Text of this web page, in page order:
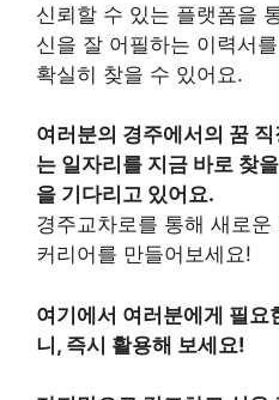
신뢰할 수 있는 플랫폼을
신을 잘 어필하는 이력서
확실히 찾을 수 있어요.
여러분의 경주에서의 꿈
는 일자리를 지금 바로 찾
을 기다리고 있어요.
경주교차로를 통해 새로
커리어를 만들어보세요!
여기에서 여러분에게 필요
니, 즉시 활용해 보세요!